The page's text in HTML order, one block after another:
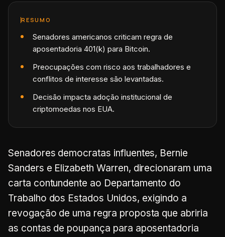
RESUMO
Senadores americanos criticam regra de
aposentadoria 401(k) para Bitcoin.
Preocupações com risco aos trabalhadores e
conflitos de interesse são levantadas.
Decisão impacta adoção institucional de
criptomoedas nos EUA.
Senadores democratas influentes, Bernie
Sanders e Elizabeth Warren, direcionaram uma
carta contundente ao Departamento do
Trabalho dos Estados Unidos, exigindo a
revogação de uma regra proposta que abriria
as contas de poupança para aposentadoria